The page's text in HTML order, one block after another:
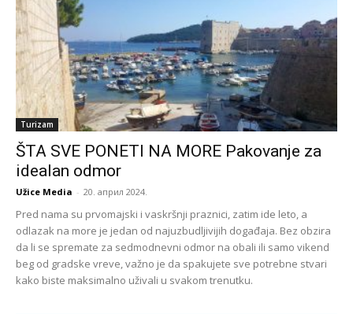
Turizam
ŠTA SVE PONETI NA MORE Pakovanje za
idealan odmor
Užice Media - 20. април 2024.
Pred nama su prvomajski i vaskršnji praznici, zatim ide leto, a
odlazak na more je jedan od najuzbudljivijih događaja. Bez obzira
da li se spremate za sedmodnevni odmor na obali ili samo vikend
beg od gradske vreve, važno je da spakujete sve potrebne stvari
kako biste maksimalno uživali u svakom trenutku.